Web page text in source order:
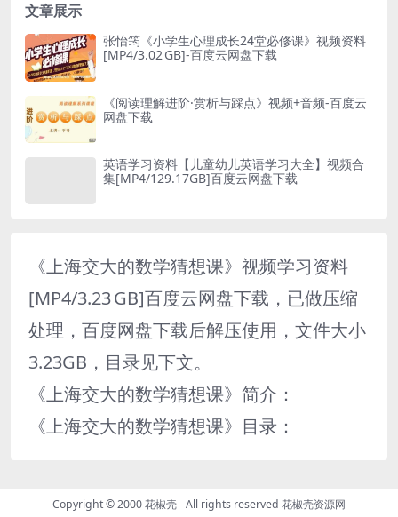
文章展示
张怡筠《小学生心理成长24堂必修课》视频资料
[MP4/3.02 GB]-百度云网盘下载
《阅读理解进阶·赏析与踩点》视频+音频-百度云
网盘下载
英语学习资料【儿童幼儿英语学习大全】视频合
集[MP4/129.17GB]百度云网盘下载
《上海交大的数学猜想课》视频学习资料
[MP4/3.23 GB]百度云网盘下载，已做压缩
处理，百度网盘下载后解压使用，文件大小
3.23GB，目录见下文。
《上海交大的数学猜想课》简介：
《上海交大的数学猜想课》目录：
Copyright © 2000 花椒壳 - All rights reserved 花椒壳资源网